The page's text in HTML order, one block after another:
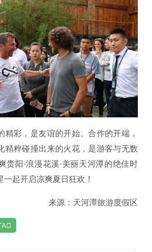
精彩，是友谊的开始、合作的开端，
精粹碰撞出来的火花，是游客与无数
贵阳·浪漫花溪·美丽天河潭的绝佳时
起开启凉爽夏日狂欢！
来源：天河潭旅游度假区